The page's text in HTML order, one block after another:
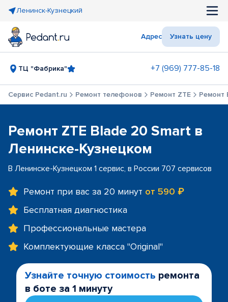
Ленинск-Кузнецкий
Адрес Узнать цену
ТЦ "Фабрика" +7 (969) 777-85-18
Сервис Pedant.ru Ремонт телефонов Ремонт ZTE Ремонт
Ремонт ZTE Blade 20 Smart в
Ленинске-Кузнецком
В Ленинске-Кузнецком 1 сервис, в России 707 сервисов
Ремонт при вас за 20 минут от 590 ₽
Бесплатная диагностика
Профессиональные мастера
Комплектующие класса "Original"
Узнайте точную стоимость ремонта
в боте за 1 минуту